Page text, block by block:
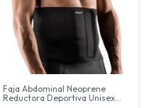
Faja Abdominal Neoprene
Reductora Deportiva Unisex